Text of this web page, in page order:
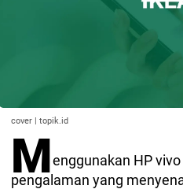
cover | topik.id
Menggunakan HP
pengalaman yang